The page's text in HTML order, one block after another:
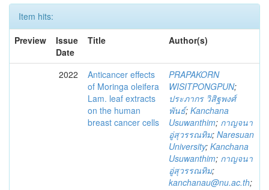
Item hits:
Preview
Issue
Date
Title Author(s)
2022
Anticancer effects
of Moringa oleifera
Lam. leaf extracts
on the human
breast cancer cells
PRAPAKORN
WISITPONGPUN;
ประภากร วิสิฐพงศ์
พันธ์; Kanchana
Usuwanthim; กาญจนา
อู่สุวรรณทิม; Naresuan
University; Kanchana
Usuwanthim; กาญจนา
อู่สุวรรณทิม;
kanchanau@nu.ac.th;